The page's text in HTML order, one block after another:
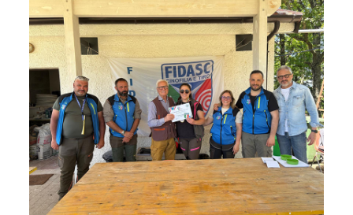
Retriever Sport
Ricerca Tartufo
Sheepdog
Sport acquatici
Treibball
Ipo Delta
Freestyle
Protezione civile Sportiva